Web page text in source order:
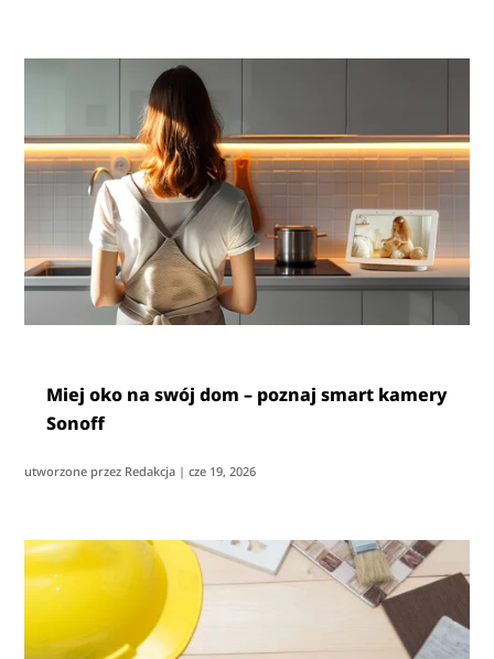
Miej oko na swój dom – poznaj smart kamery
Sonoff
utworzone przez Redakcja |cze 19, 2026